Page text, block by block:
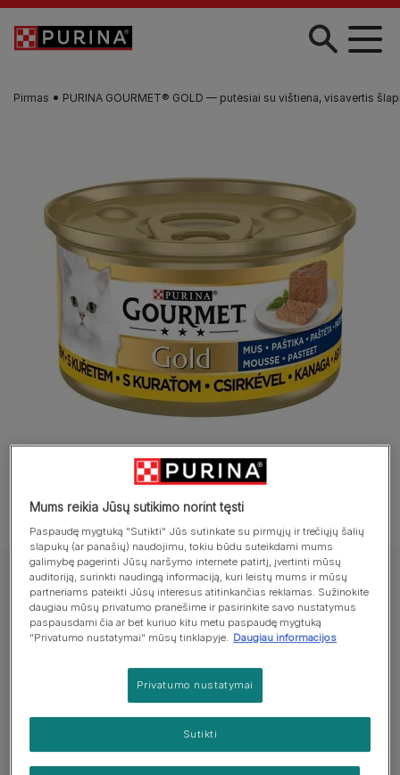
Pereiti į pagrindinį turinį
Pirmas PURINA GOURMET® GOLD — putėsiai su vištiena, visavertis
Visavertis ėdalas suaugusioms katėms.
PURINA GOURMET® GOLD — putėsiai su
vištiena, visavertis šlapiasis ėdalas
85g
Visavertis ėdalas suaugusioms katėms.
Mums reikia Jūsų sutikimo norint tęsti
Paspaudę mygtuką "Sutikti" Jūs sutinkate su pirmųjų ir trečiųjų šalių
slapukų (ar panašių) naudojimu, tokiu būdu suteikdami mums
galimybę pagerinti Jūsų naršymo internete patirtį, įvertinti mūsų
auditoriją, surinkti naudingą informaciją, kuri leistų mums ir mūsų
partneriams pateikti Jūsų interesus atitinkančias reklamas. Sužinokite
daugiau mūsų privatumo pranešime ir pasirinkite savo nustatymus
paspausdami čia ar bet kuriuo kitu metu paspaudę mygtuką
"Privatumo nustatymai" mūsų tinklapyje.
Daugiau informacijos
Privatumo nustatymai
Sutikti